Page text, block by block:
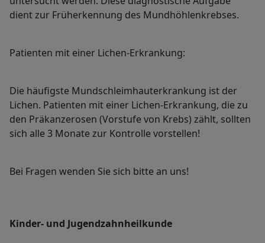
dient zur Früherkennung des Mundhöhlenkrebses.
Patienten mit einer Lichen-Erkrankung:
Die häufigste Mundschleimhauterkrankung ist der
Lichen. Patienten mit einer Lichen-Erkrankung, die zu
den Präkanzerosen (Vorstufe von Krebs) zählt, sollten
sich alle 3 Monate zur Kontrolle vorstellen!
Bei Fragen wenden Sie sich bitte an uns!
Kinder- und Jugendzahnheilkunde